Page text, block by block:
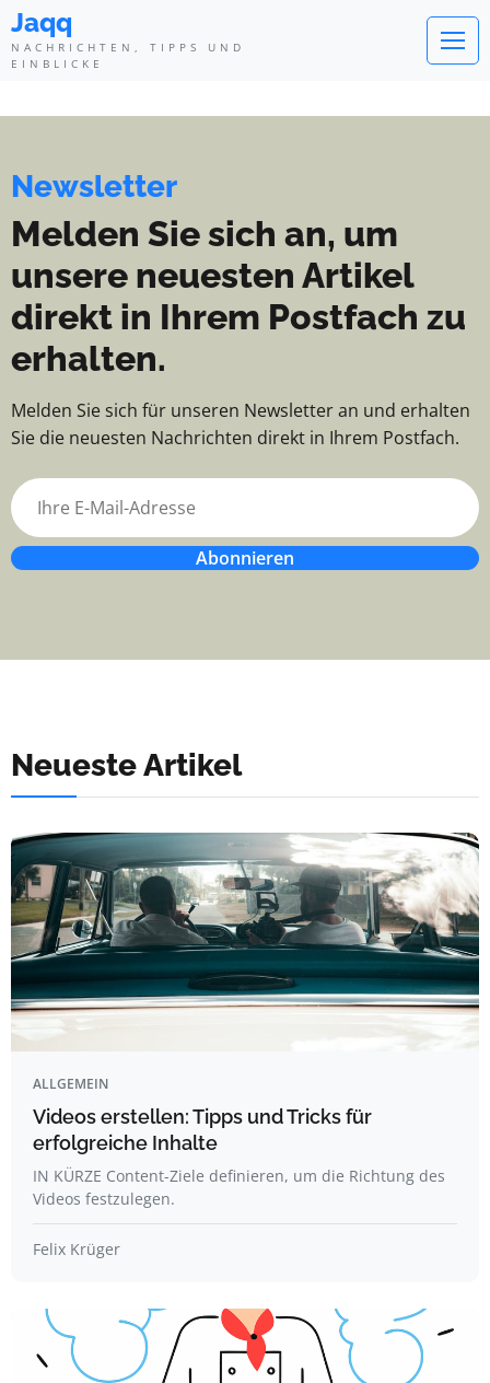
Jaqq - Nachrichten, Tipps und
Jaqq
NACHRICHTEN, TIPPS UND
EINBLICKE
Newsletter
Melden Sie sich an, um
unsere neuesten Artikel
direkt in Ihrem Postfach zu
erhalten.
Melden Sie sich für unseren Newsletter an und erhalten
Sie die neuesten Nachrichten direkt in Ihrem Postfach.
Abonnieren
Neueste Artikel
ALLGEMEIN
Videos erstellen: Tipps und Tricks für
erfolgreiche Inhalte
IN KÜRZE Content-Ziele definieren, um die Richtung des
Videos festzulegen.
Felix Krüger